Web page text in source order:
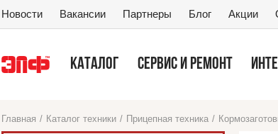
Новости Вакансии Партнеры Блог Акции
КАТАЛОГ СЕРВИС И РЕМОНТ
Главная / Каталог техники / Прицепная техника /